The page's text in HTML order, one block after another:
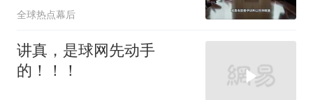
全球热点幕后
讲真，是球网先动手
的！！！